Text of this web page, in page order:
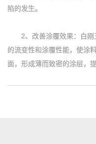
陷的发生。
2、改善涂覆效果：白刚
的流变性和涂覆性能，使涂
面，形成薄而致密的涂层，